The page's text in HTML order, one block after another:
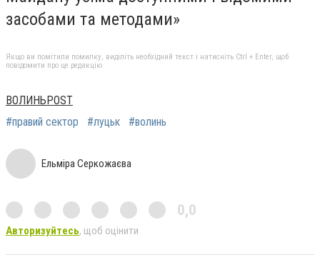
засобами та методами»
Якщо ви помітили помилку, виділіть необхідний текст і натисніть Ctrl + Enter, щоб
повідомити про це редакцію
ВОЛИНЬPOST
#правий сектор
#луцьк #волинь
Ельміра Серкожаєва
0,0
Авторизуйтесь, щоб оцінити